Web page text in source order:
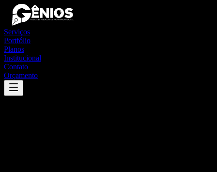
Serviços
Portfólio
Planos
Institucional
Contato
Orçamento